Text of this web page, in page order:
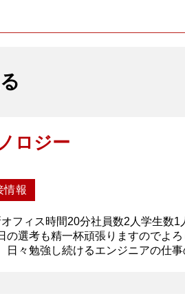
ロジー
情報
フィス時間20分社員数2人学生
の選考も精一杯頑張りますのでよ
日々勉強し続けるエンジニアの仕